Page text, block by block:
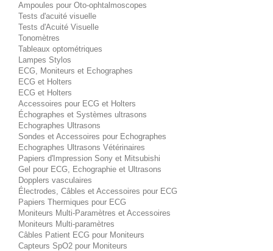
Ampoules pour Oto-ophtalmoscopes
Tests d'acuité visuelle
Tests d'Acuité Visuelle
Tonomètres
Tableaux optométriques
Lampes Stylos
ECG, Moniteurs et Echographes
ECG et Holters
ECG et Holters
Accessoires pour ECG et Holters
Échographes et Systèmes ultrasons
Echographes Ultrasons
Sondes et Accessoires pour Echographes
Echographes Ultrasons Vétérinaires
Papiers d'Impression Sony et Mitsubishi
Gel pour ECG, Echographie et Ultrasons
Dopplers vasculaires
Électrodes, Câbles et Accessoires pour ECG
Papiers Thermiques pour ECG
Moniteurs Multi-Paramètres et Accessoires
Moniteurs Multi-paramètres
Câbles Patient ECG pour Moniteurs
Capteurs SpO2 pour Moniteurs